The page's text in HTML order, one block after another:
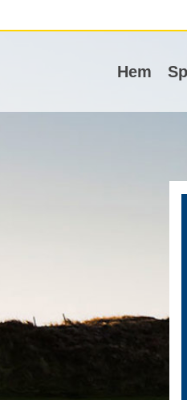
Hem